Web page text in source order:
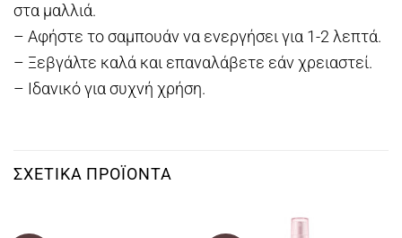
στα μαλλιά.
– Αφήστε το σαμπουάν να ενεργήσει για 1-2 λεπτά.
– Ξεβγάλτε καλά και επαναλάβετε εάν χρειαστεί.
– Ιδανικό για συχνή χρήση.
ΣΧΕΤΙΚΆ ΠΡΟΪΌΝΤΑ